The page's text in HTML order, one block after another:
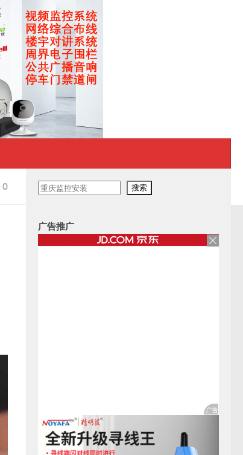
0
搜
搜索
广告推广